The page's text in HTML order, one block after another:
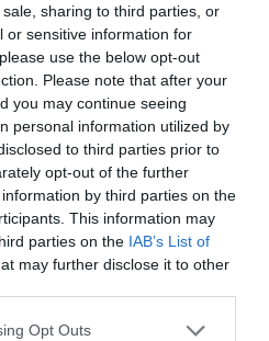
sharing to third parties, or
or sensitive information for
use the below opt-out
Please note that after your
you may continue seeing
personal information utilized by
to third parties prior to
opt-out of the further
by third parties on the
This information may
parties on the IAB’s List of
may further disclose it to other
Opt Outs
precio accesible, alta
de entre el 20% y el
en una compra segura
el hogar también
Lavadoras,
y aspiradoras robóticas
en términos absolutos